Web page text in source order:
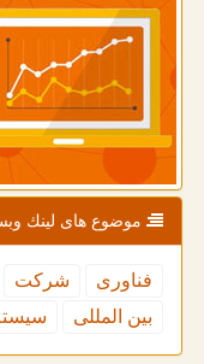
موضوع های لینك
فناوری شركت
بین المللی